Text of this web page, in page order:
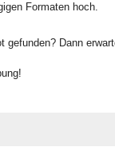
Formaten hoch.
gefunden? Dann